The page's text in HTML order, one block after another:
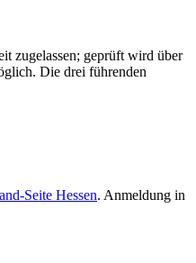
zugelassen; geprüft wird über
Die drei führenden
Seite Hessen. Anmeldung in